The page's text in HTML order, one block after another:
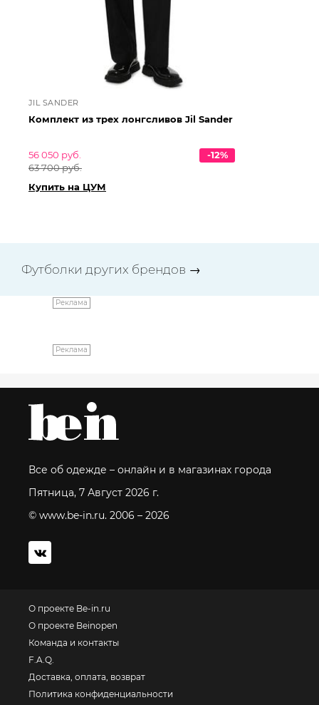
JIL SANDER
Комплект из трех лонгсливов Jil Sander
56 050 руб.
63 700 руб.
-12%
Купить на ЦУМ
Футболки других брендов →
Реклама
Реклама
Все об одежде – онлайн и в магазинах города
Пятница, 7 Август 2026 г.
© www.be-in.ru. 2006 – 2026
О проекте Be-in.ru
О проекте Beinopen
Команда и контакты
F.A.Q.
Доставка, оплата, возврат
Политика конфиденциальности